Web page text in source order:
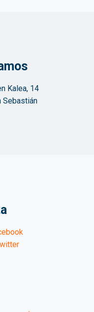
Kalea, 14
Sebastián